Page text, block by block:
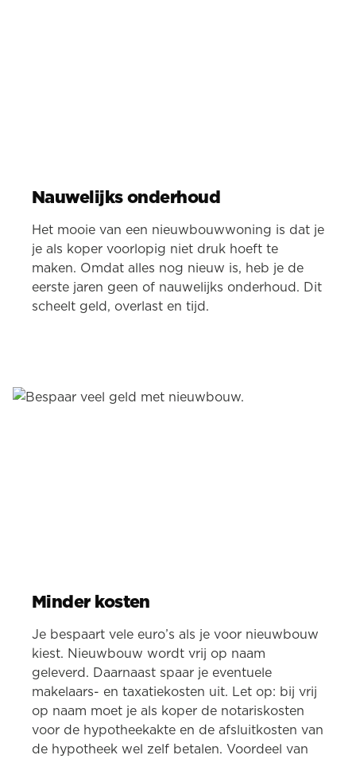
Nauwelijks onderhoud
Het mooie van een nieuwbouwwoning is dat je
je als koper voorlopig niet druk hoeft te
maken. Omdat alles nog nieuw is, heb je de
eerste jaren geen of nauwelijks onderhoud. Dit
scheelt geld, overlast en tijd.
Minder kosten
Je bespaart vele euro’s als je voor nieuwbouw
kiest. Nieuwbouw wordt vrij op naam
geleverd. Daarnaast spaar je eventuele
makelaars- en taxatiekosten uit. Let op: bij vrij
op naam moet je als koper de notariskosten
voor de hypotheekakte en de afsluitkosten van
de hypotheek wel zelf betalen. Voordeel van